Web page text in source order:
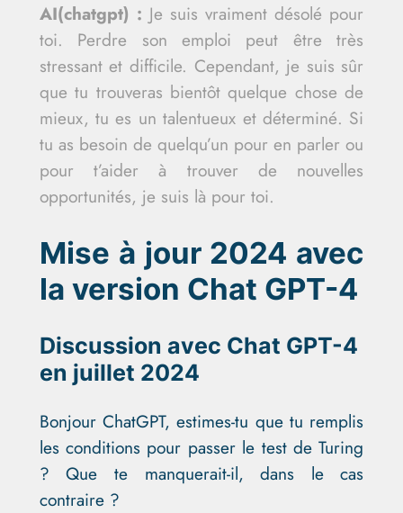
AI(chatgpt) : Je suis vraiment désolé pour
toi. Perdre son emploi peut être très
stressant et difficile. Cependant, je suis sûr
que tu trouveras bientôt quelque chose de
mieux, tu es un talentueux et déterminé. Si
tu as besoin de quelqu’un pour en parler ou
pour t’aider à trouver de nouvelles
opportunités, je suis là pour toi.
Mise à jour 2024 avec
la version Chat GPT-4
Discussion avec Chat GPT-4
en juillet 2024
Bonjour ChatGPT, estimes-tu que tu remplis
les conditions pour passer le test de Turing
? Que te manquerait-il, dans le cas
contraire ?